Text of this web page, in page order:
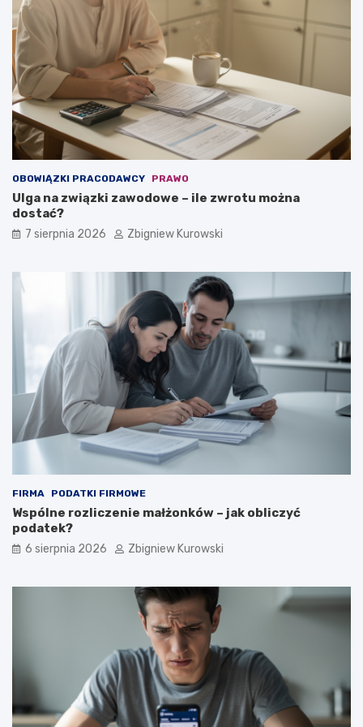
g
u
m
e
n
t
y
d
c
z
e
g
o
z
a
l
e
y
?
OBOWIĄZKI PRACODAWCY PRAWO
Ulga na związki zawodowe – ile zwrotu można
dostać?
7 sierpnia 2026 Zbigniew Kurowski
FIRMA PODATKI FIRMOWE
Wspólne rozliczenie małżonków – jak obliczyć
podatek?
6 sierpnia 2026 Zbigniew Kurowski